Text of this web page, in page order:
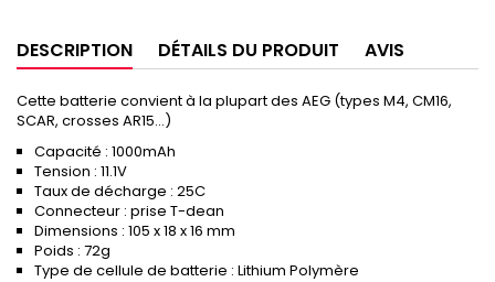
DESCRIPTION DÉTAILS DU PRODUIT AVIS
Cette batterie convient à la plupart des AEG (types M4, CM16,
SCAR, crosses AR15...)
Capacité : 1000mAh
Tension : 11.1V
Taux de décharge : 25C
Connecteur : prise T-dean
Dimensions : 105 x 18 x 16 mm
Poids : 72g
Type de cellule de batterie : Lithium Polymère